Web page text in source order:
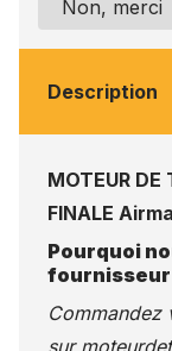
Description
MOTEUR
FINALE
Pourquoi
fournisseur
Commandez
sur